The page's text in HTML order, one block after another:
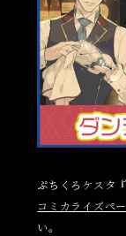
ぷちくろケスタ
コミカライズペ
い。